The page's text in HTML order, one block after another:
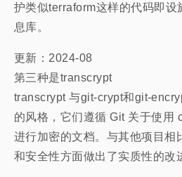
护类似terraform这样的代码即设
息库。
更新：2024-08
第三种是transcrypt
transcrypt 与git-crypt和git-
的风格，它们遵循 Git 关于使用
进行加密的文档。与其他项目相
和安全性方面做出了实质性的改